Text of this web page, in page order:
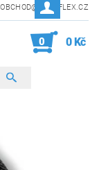
OBCHOD@ABREFLEX.CZ
0 0 Kč